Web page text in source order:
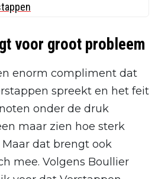
voor groot probleem
enorm compliment dat
spreekt en het feit
onder de druk
maar zien hoe sterk
Maar dat brengt ook
mee. Volgens Boullier